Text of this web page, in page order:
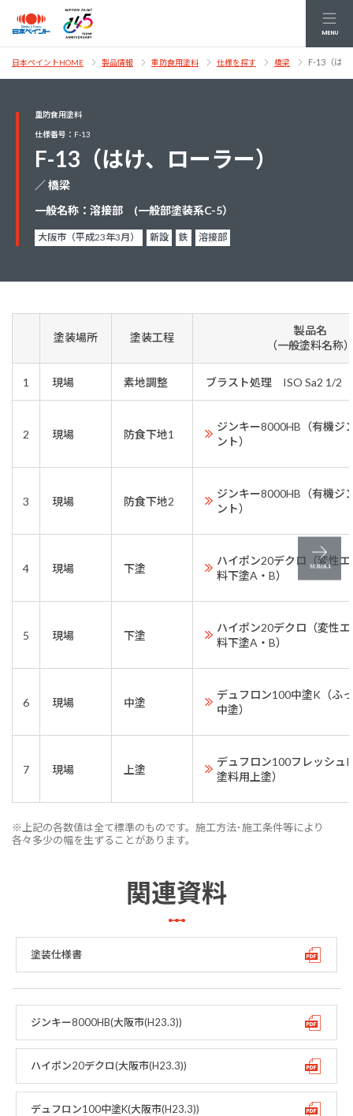
MENU
日本ペイントHOME 製品情報 重防食用塗料 仕様を探す 橋梁 F-13（は
重防食用塗料
仕様番号：F-13
F-13（はけ、ローラー）
／ 橋梁
一般名称：溶接部 (一般部塗装系C-5）
大阪市（平成23年3月） 新設 鉄 溶接部
塗装場所 塗装工程
製品名
（一般塗料名称
1 現場 素地調整 ブラスト処理 ISO Sa2 1/2
2 現場 防食下地1
ジンキー8000HB（有機ジ
ント）
3 現場 防食下地2
ジンキー8000HB（有機ジ
ント）
4 現場 下塗
ハイポン20デクロ（変性
料下塗A・B）
5 現場 下塗
ハイポン20デクロ（変性
料下塗A・B）
6 現場 中塗
デュフロン100中塗K（ふ
中塗）
7 現場 上塗
デュフロン100フレッシュ
塗料用上塗）
※上記の各数値は全て標準のものです。施工方法･施工条件等により
各々多少の幅を生ずることがあります。
関連資料
塗装仕様書
ジンキー8000HB(大阪市(H23.3))
ハイポン20デクロ(大阪市(H23.3))
デュフロン100中塗K(大阪市(H23.3))